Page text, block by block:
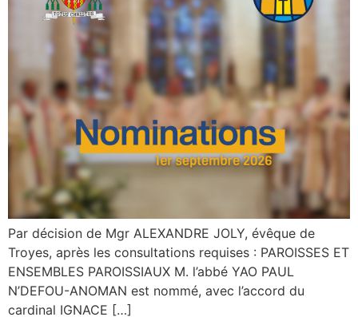
Par décision de Mgr ALEXANDRE JOLY, évêque de
Troyes, après les consultations requises : PAROISSES ET
ENSEMBLES PAROISSIAUX M. l’abbé YAO PAUL
N’DEFOU-ANOMAN est nommé, avec l’accord du
cardinal IGNACE […]